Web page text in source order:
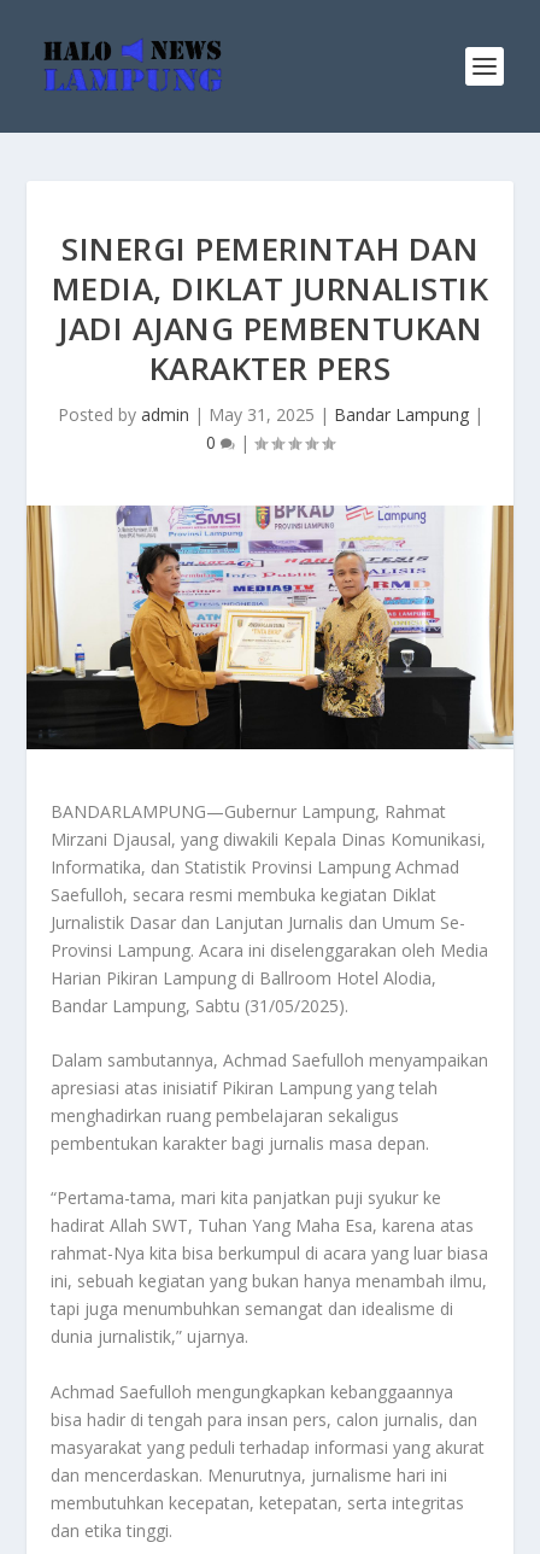
SINERGI PEMERINTAH DAN
MEDIA, DIKLAT JURNALISTIK
JADI AJANG PEMBENTUKAN
KARAKTER PERS
Posted by admin | May 31, 2025 | Bandar Lampung|
0
|
BANDARLAMPUNG—Gubernur Lampung, Rahmat
Mirzani Djausal, yang diwakili Kepala Dinas Komunikasi,
Informatika, dan Statistik Provinsi Lampung Achmad
Saefulloh, secara resmi membuka kegiatan Diklat
Jurnalistik Dasar dan Lanjutan Jurnalis dan Umum Se-
Provinsi Lampung. Acara ini diselenggarakan oleh Media
Harian Pikiran Lampung di Ballroom Hotel Alodia,
Bandar Lampung, Sabtu (31/05/2025).
Dalam sambutannya, Achmad Saefulloh menyampaikan
apresiasi atas inisiatif Pikiran Lampung yang telah
menghadirkan ruang pembelajaran sekaligus
pembentukan karakter bagi jurnalis masa depan.
“Pertama-tama, mari kita panjatkan puji syukur ke
hadirat Allah SWT, Tuhan Yang Maha Esa, karena atas
rahmat-Nya kita bisa berkumpul di acara yang luar biasa
ini, sebuah kegiatan yang bukan hanya menambah ilmu,
tapi juga menumbuhkan semangat dan idealisme di
dunia jurnalistik,” ujarnya.
Achmad Saefulloh mengungkapkan kebanggaannya
bisa hadir di tengah para insan pers, calon jurnalis, dan
masyarakat yang peduli terhadap informasi yang akurat
dan mencerdaskan. Menurutnya, jurnalisme hari ini
membutuhkan kecepatan, ketepatan, serta integritas
dan etika tinggi.